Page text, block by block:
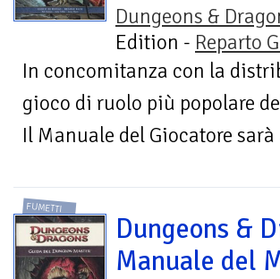
Dungeons &
Edition - Reparto
In concomitanza con la
gioco di ruolo più popolare
Il Manuale del Giocatore
FUMETTI
Dungeons &
Manuale del